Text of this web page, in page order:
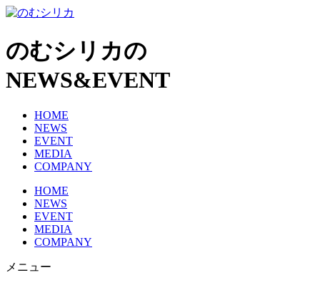
のむシリカの
NEWS&EVENT
HOME
NEWS
EVENT
MEDIA
COMPANY
HOME
NEWS
EVENT
MEDIA
COMPANY
メニュー